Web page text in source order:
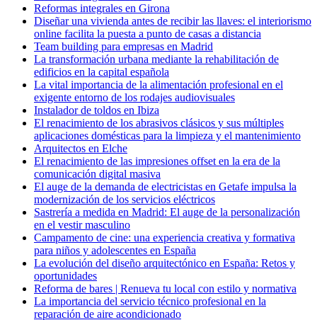
Reformas integrales en Girona
Diseñar una vivienda antes de recibir las llaves: el interiorismo
online facilita la puesta a punto de casas a distancia
Team building para empresas en Madrid
La transformación urbana mediante la rehabilitación de
edificios en la capital española
La vital importancia de la alimentación profesional en el
exigente entorno de los rodajes audiovisuales
Instalador de toldos en Ibiza
El renacimiento de los abrasivos clásicos y sus múltiples
aplicaciones domésticas para la limpieza y el mantenimiento
Arquitectos en Elche
El renacimiento de las impresiones offset en la era de la
comunicación digital masiva
El auge de la demanda de electricistas en Getafe impulsa la
modernización de los servicios eléctricos
Sastrería a medida en Madrid: El auge de la personalización
en el vestir masculino
Campamento de cine: una experiencia creativa y formativa
para niños y adolescentes en España
La evolución del diseño arquitectónico en España: Retos y
oportunidades
Reforma de bares | Renueva tu local con estilo y normativa
La importancia del servicio técnico profesional en la
reparación de aire acondicionado